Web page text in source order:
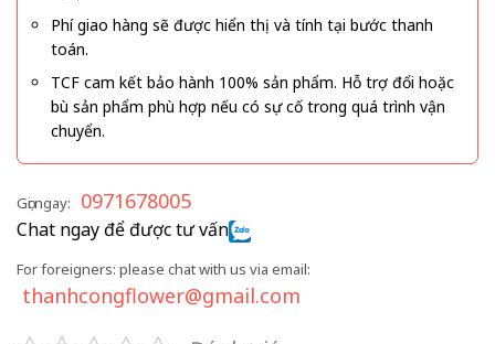
Phí giao hàng sẽ được hiển thị và tính tại bước thanh
toán.
TCF cam kết bảo hành 100% sản phẩm. Hỗ trợ đổi hoặc
bù sản phẩm phù hợp nếu có sự cố trong quá trình vận
chuyển.
Gọi ngay: 0971678005
Chat ngay để được tư vấn
For foreigners: please chat with us via email:
thanhcongflower@gmail.com